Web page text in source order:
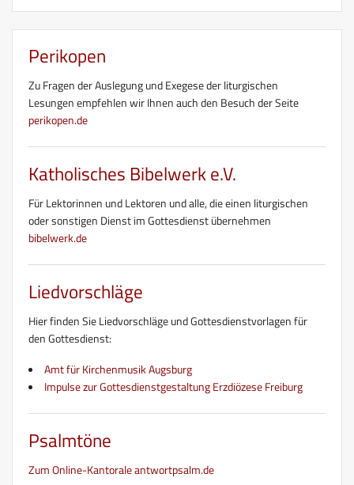
Perikopen
Zu Fragen der Auslegung und Exegese der liturgischen
Lesungen empfehlen wir Ihnen auch den Besuch der Seite
perikopen.de
Katholisches Bibelwerk e.V.
Für Lektorinnen und Lektoren und alle, die einen liturgischen
oder sonstigen Dienst im Gottesdienst übernehmen
bibelwerk.de
Liedvorschläge
Hier finden Sie Liedvorschläge und Gottesdienstvorlagen für
den Gottesdienst:
Amt für Kirchenmusik Augsburg
Impulse zur Gottesdienstgestaltung Erzdiözese Freiburg
Psalmtöne
Zum Online-Kantorale antwortpsalm.de